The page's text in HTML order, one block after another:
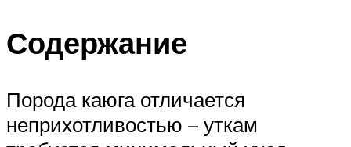
Содержание
Порода каюга отличается
неприхотливостью – уткам